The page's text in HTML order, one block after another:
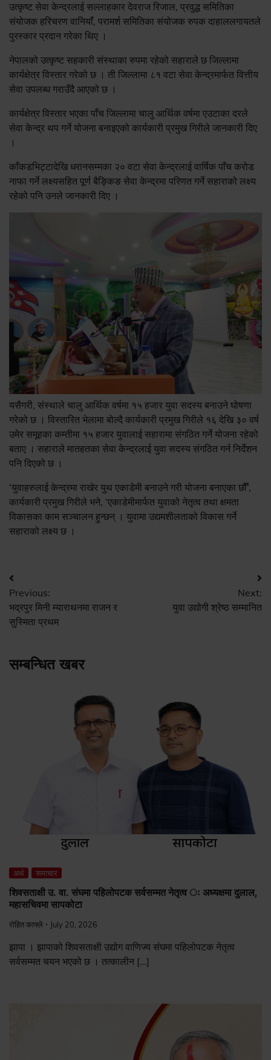
उत्कृष्ट सेवा केन्द्रलाई सल्लाहकार देवराज रिजाल, प्रवुद्ध समितिका
संयोजक हरिचरण वानियाँ, परामर्श समितिका संयोजक रुपक दाहाललगायतले
पुरस्कार प्रदान गरेका थिए ।
नेपालको उत्कृष्ट सहकारी संस्थाका रुपमा रहेको सहाराले छ जिल्लामा
कार्यक्षेत्र विस्तार गरेको छ । ती जिल्लामा ८१ वटा सेवा केन्द्रमार्फत वित्तीय
सेवा उपलब्ध गराउँदै आएको छ ।
कार्यक्षेत्र विस्तार भएका पाँच जिल्लामा चालु आर्थिक वर्षमा एउटाका दरले
सेवा केन्द्र थप गर्ने योजना बनाइएको कार्यकारी प्रमुख गिरीले जानकारी दिए
।
काँकडभिट्टादेखि धरानसम्मका २० वटा सेवा केन्द्रलाई वार्षिक पाँच करोड
नाफा गर्ने लक्ष्यसहित पूर्ण बैङ्किङ सेवा केन्द्रमा परिणत गर्ने सहाराको लक्ष्य
रहेको पनि उनले जानकारी दिए ।
यसैगरी, संस्थाले चालु आर्थिक वर्षमा १५ हजार युवा सदस्य बनाउने घोषणा
गरेको छ । विस्तारित भेलामा बोल्दै कार्यकारी प्रमुख गिरीले १६ देखि ३० वर्ष
उमेर समूहका कम्तीमा १५ हजार युवालाई सहारामा संगठित गर्ने योजना रहेको
बताए । सहाराले मातहतका सेवा केन्द्रलाई युवा सदस्य संगठित गर्न निर्देशन
पनि दिएको छ ।
‘युवाहरुलाई केन्द्रमा राखेर युथ एकाडेमी बनाउने गरी योजना बनाएका छौँ’,
कार्यकारी प्रमुख गिरीले भने, ‘एकाडेमीमार्फत युवाको नेतृत्व तथा क्षमता
विकासका काम सञ्चालन हुन्छन् । युवामा उद्यमशीलताको विकास गर्ने
सहाराको लक्ष्य छ ।
Post
navigation
Previous:
भद्रपुर मिनी म्याराथनमा राजन र
सुस्मिता प्रथम
Next:
युवा उद्योगी श्रेष्ठ सम्मानित
सम्बन्धित खबर
अर्थ समाचार
शिवसताक्षी उ. वा. संघमा पहिलोपटक सर्वसम्मत नेतृत्व ः अध्यक्षमा दुलाल,
महासचिवमा सापकोटा
रोहित काफ्ले July 20, 2026
झापा । झापाको शिवसताक्षी उद्योग वाणिज्य संंघमा पहिलोपटक नेतृत्व
सर्वसम्मत चयन भएको छ । तत्कालीन […]